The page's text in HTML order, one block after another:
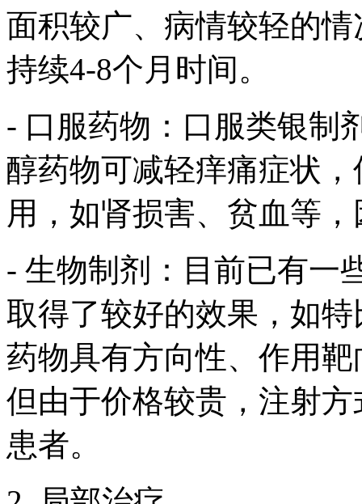
面积较广、病情较轻的
持续4-8个月时间。
- 口服药物：口服类银制
醇药物可减轻痒痛症状
用，如肾损害、贫血等
- 生物制剂：目前已有一
取得了较好的效果，如
药物具有方向性、作用
但由于价格较贵，注射
患者。